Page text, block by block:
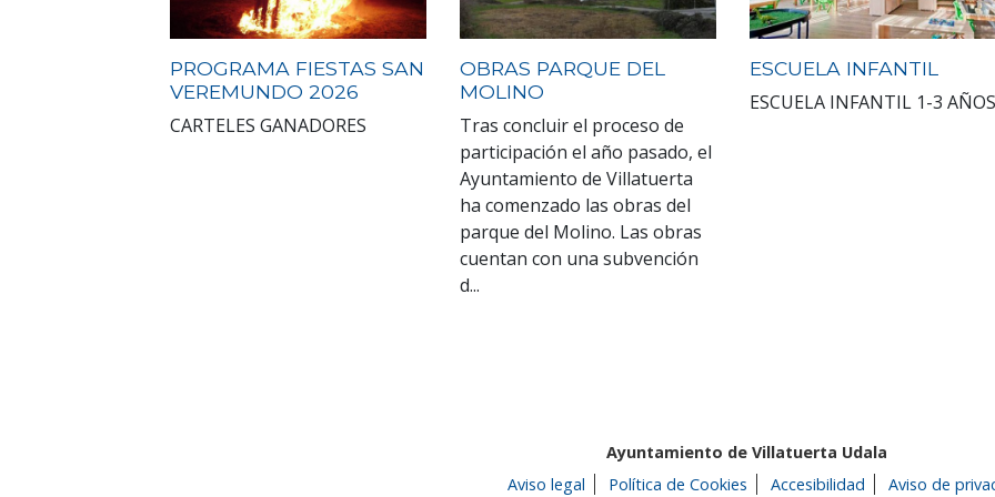
PROGRAMA FIESTAS SAN
VEREMUNDO 2026
CARTELES GANADORES
OBRAS PARQUE DEL
MOLINO
Tras concluir el proceso de
participación el año pasado, el
Ayuntamiento de Villatuerta
ha comenzado las obras del
parque del Molino. Las obras
cuentan con una subvención
d...
ESCUELA INFANTIL
ESCUELA INFANTIL 1-3 AÑOS
Ayuntamiento de Villatuerta Udala
Aviso legal
Política de Cookies Accesibilidad Aviso de